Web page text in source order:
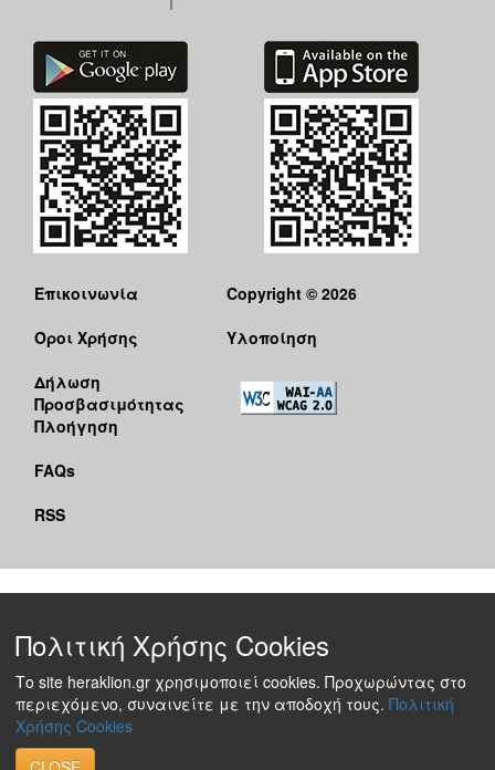
Παντοπωλείο
Ισότητα
των
Φύλων
Υγεία
Αυτόματοι
Απινιδωτές
ΤΟΠΟΣ
ΔΗΜΟΣ
ΠΟΛΙΤΙΣΜΟΣ
Επικοινωνία
Όροι Χρήσης
Δήλωση
Προσβασιμότητας
Πλοήγηση
FAQs
RSS
Copyright © 2026
Υλοποίηση
Πολιτική Χρήσης Cookies
Το site heraklion.gr χρησιμοποιεί cookies. Προχωρώντας στο
περιεχόμενο, συναινείτε με την αποδοχή τους. Πολιτική
Χρήσης Cookies